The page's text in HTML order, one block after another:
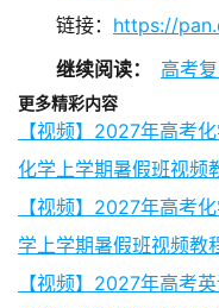
链接： https://
继续阅读：
高考
更多精彩内容
【视频】2027年高考
化学上学期暑假班视频
【视频】2027年高考
学上学期暑假班视频教
【视频】2027年高考